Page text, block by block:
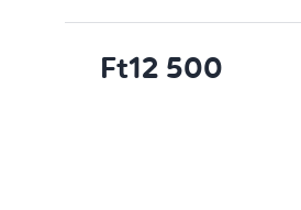
Ft12 500